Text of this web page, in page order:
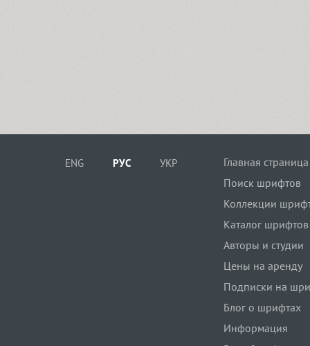
ENG РУС УКР
Главная страница
Поиск шрифтов
Коллекции
Каталог шрифтов
Авторы и студии
Цены на аренду
Подписки на
Блог о шрифтах
Информация